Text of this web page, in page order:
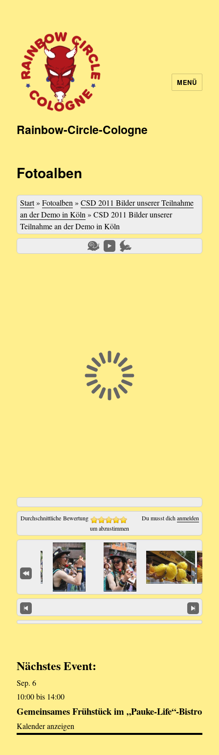
Rainbow-Circle-Cologne
MENÜ
Fotoalben
Start»Fotoalben »CSD 2011 Bilder unserer Teilnahme
an der Demo in Köln »CSD 2011 Bilder unserer
Teilnahme an der Demo in Köln
Durchschnittliche Bewertung Du musst dichanmelden
um abzustimmen
Nächstes Event:
Sep.6
10:00bis 14:00
Gemeinsames Frühstück im „Pauke-Life“-Bistro
Kalender anzeigen